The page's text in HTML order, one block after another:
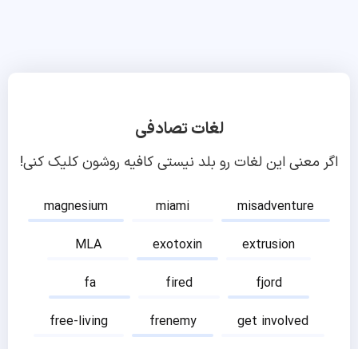
لغات تصادفی
اگر معنی این لغات رو بلد نیستی کافیه روشون کلیک کنی!
magnesium miami
misadventure
MLA
exotoxin
extrusion
fa
fired
fjord
free-living
frenemy
get involved